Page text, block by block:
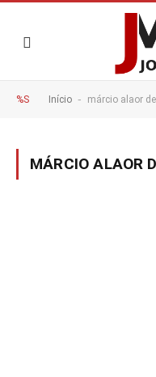
%S Início - márcio alaor
MÁRCIO ALAOR